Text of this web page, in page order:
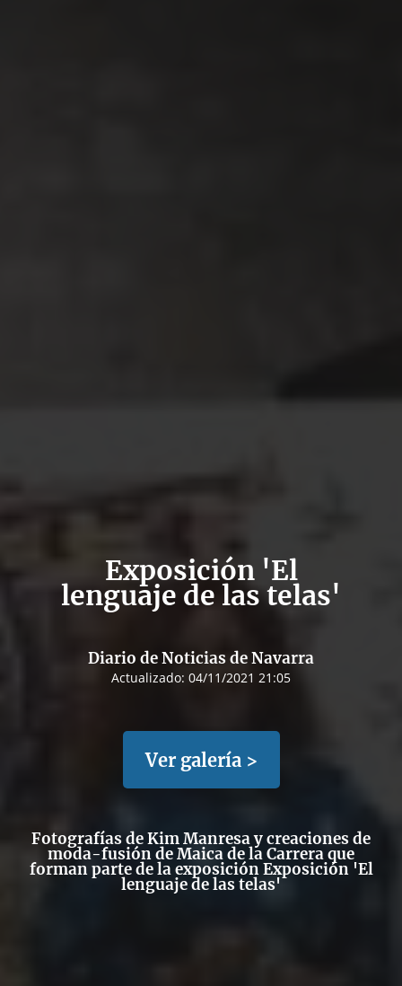
Exposición 'El
lenguaje de las telas'
Diario de Noticias de Navarra
Actualizado: 04/11/2021 21:05
Ver galería >
Fotografías de Kim Manresa y creaciones de
moda-fusión de Maica de la Carrera que
forman parte de la exposición Exposición 'El
lenguaje de las telas'